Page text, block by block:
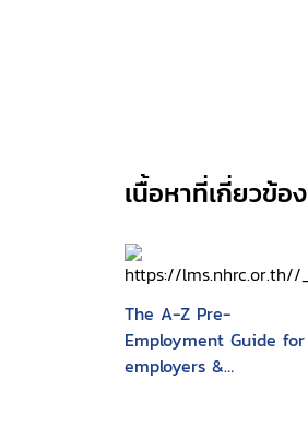
เนื้อหาที่เกี่ยวข้อง
The A-Z Pre-
Employment Guide for
employers &